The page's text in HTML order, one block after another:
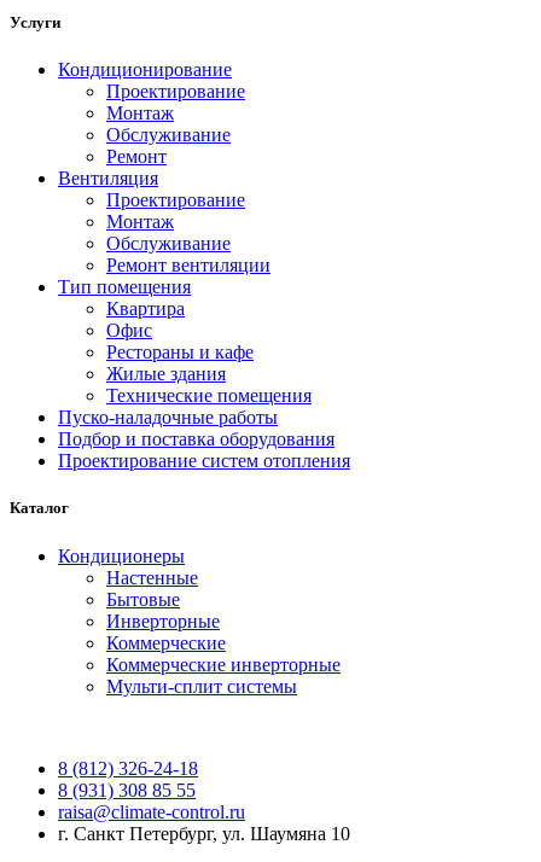
Услуги
Кондиционирование
Проектирование
Монтаж
Обслуживание
Ремонт
Вентиляция
Проектирование
Монтаж
Обслуживание
Ремонт вентиляции
Тип помещения
Квартира
Офис
Рестораны и кафе
Жилые здания
Технические помещения
Пуско-наладочные работы
Подбор и поставка оборудования
Проектирование систем отопления
Каталог
Кондиционеры
Настенные
Бытовые
Инверторные
Коммерческие
Коммерческие инверторные
Мульти-сплит системы
8 (812) 326-24-18
8 (931) 308 85 55
raisa@climate-control.ru
г. Санкт Петербург, ул. Шаумяна 10